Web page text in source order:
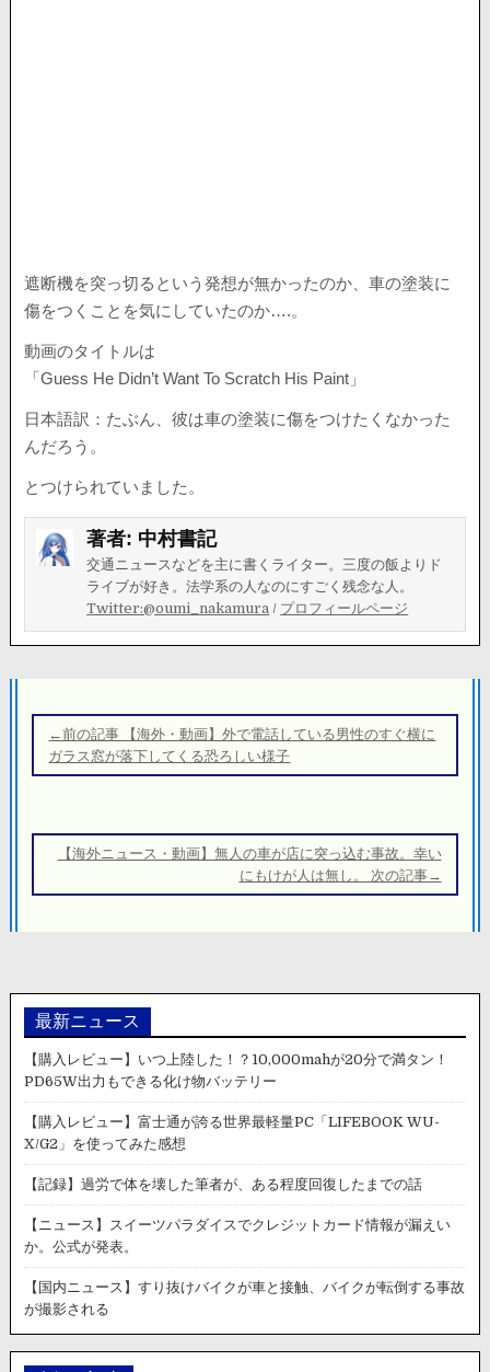
遮断機を突っ切るという発想が無かったのか、車の塗装に
傷をつくことを気にしていたのか….。
動画のタイトルは
「Guess He Didn’t Want To Scratch His Paint」
日本語訳：たぶん、彼は車の塗装に傷をつけたくなかった
んだろう。
とつけられていました。
著者: 中村書記
交通ニュースなどを主に書くライター。三度の飯よりド
ライブが好き。法学系の人なのにすごく残念な人。
Twitter:@oumi_nakamura / プロフィールページ
稿
ナ
ー
←前の記事 【海外・動画】外で電話している男性のすぐ横に
ガラス窓が落下してくる恐ろしい様子
【海外ニュース・動画】無人の車が店に突っ込む事故。幸い
にもけが人は無し。 次の記事→
最新ニュース
【購入レビュー】いつ上陸した！？10,000mahが20分で満タン！
PD65W出力もできる化け物バッテリー
【購入レビュー】富士通が誇る世界最軽量PC「LIFEBOOK WU-
X/G2」を使ってみた感想
【記録】過労で体を壊した筆者が、ある程度回復したまでの話
【ニュース】スイーツパラダイスでクレジットカード情報が漏えい
か。公式が発表。
【国内ニュース】すり抜けバイクが車と接触、バイクが転倒する事故
が撮影される